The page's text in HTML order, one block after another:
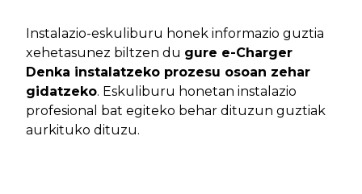
Instalazio-eskuliburu honek informazio guztia
xehetasunez biltzen du gure e-Charger
Denka instalatzeko prozesu osoan zehar
gidatzeko. Eskuliburu honetan instalazio
profesional bat egiteko behar dituzun guztiak
aurkituko dituzu.